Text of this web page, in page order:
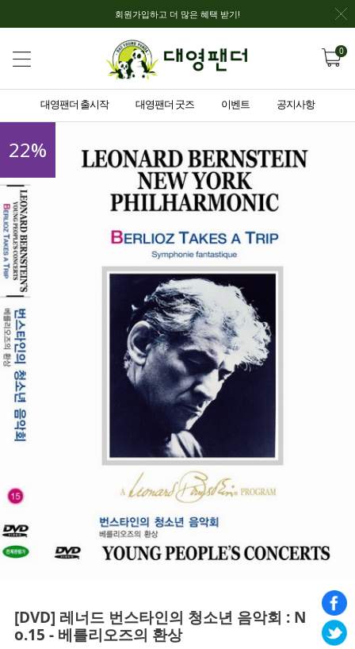
회원가입하고 더 많은 혜택 받기!
0
대영팬더 출시작 대영팬더 굿즈 이벤트 공지사항
22%
[DVD] 레너드 번스타인의 청소년 음악회 : N
o.15 - 베를리오즈의 환상